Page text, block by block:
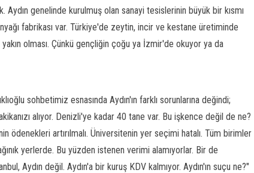
Aydın genelinde kurulmuş olan sanayi tesislerinin büyük bir kısmı
fabrikası var. Türkiye'de zeytin, incir ve kestane üretiminde
olması. Çünkü gençliğin çoğu ya İzmir'de okuyor ya da
sohbetimiz esnasında Aydın'ın farklı sorunlarına değindi;
alıyor. Denizli'ye kadar 40 tane var. Bu işkence değil de ne?
ödenekleri artırılmalı. Üniversitenin yer seçimi hatalı. Tüm birimler
yerlerde. Bu yüzden istenen verimi alamıyorlar. Bir de
Aydın değil. Aydın'a bir kuruş KDV kalmıyor. Aydın'ın suçu ne?"